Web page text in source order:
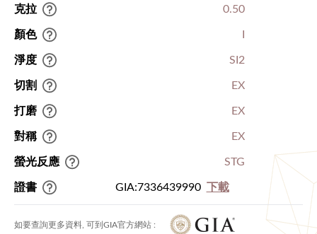
克拉 0.50
顏色
淨度 SI2
切割 EX
打磨 EX
對稱 EX
螢光反應 STG
證書 GIA:7336439990 下載
如要查詢更多資料, 可到GIA官方網站 :